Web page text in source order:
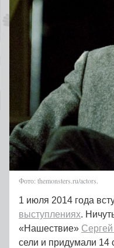
Фото: themonsters.ru/actors.
1 июля 2014 года
выступлениях.
«Нашествие»
сели и придумали 14